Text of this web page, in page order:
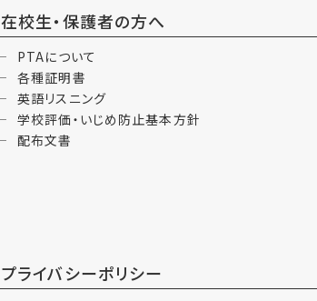
在校生・保護者の方へ
PTAについて
各種証明書
英語リスニング
学校評価・いじめ防止基本方針
配布文書
プライバシーポリシー